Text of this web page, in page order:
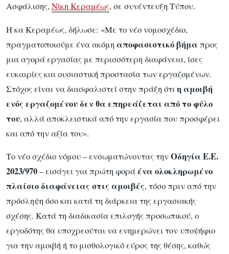
Ασφάλισης, Νίκη Κεραμέως, σε συνέντευξη Tύπου.
Η κα Κεραμέως, δήλωσε: «Με το νέο νομοσχέδιο,
πραγματοποιούμε ένα ακόμη αποφασιστικό βήμα προς
μια αγορά εργασίας με περισσότερη διαφάνεια, ίσες
ευκαιρίες και ουσιαστική προστασία των εργαζομένων.
Στόχος είναι να διασφαλιστεί στην πράξη ότιη αμοιβή
ενός εργαζομένου δεν θα επηρεάζεται από το φύλο
του, αλλά αποκλειστικά από την εργασία που προσφέρει
και από την αξία του».
Το νέο σχέδιο νόμου – ενσωματώνοντας τηνΟδηγία Ε.Ε.
2023/970– εισάγει για πρώτη φοράένα ολοκληρωμένο
πλαίσιο διαφάνειας στις αμοιβές, τόσο πριν από την
πρόσληψη όσο και κατά τη διάρκεια της εργασιακής
σχέσης. Κατά τη διαδικασία επιλογής προσωπικού, ο
εργοδότης θα υποχρεούται να ενημερώνει τον υποψήφιο
για την αμοιβή ή το μισθολογικό εύρος της θέσης, καθώς